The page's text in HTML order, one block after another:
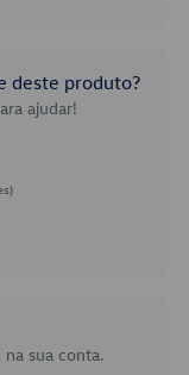
deste produto?
ajudar!
sua conta.